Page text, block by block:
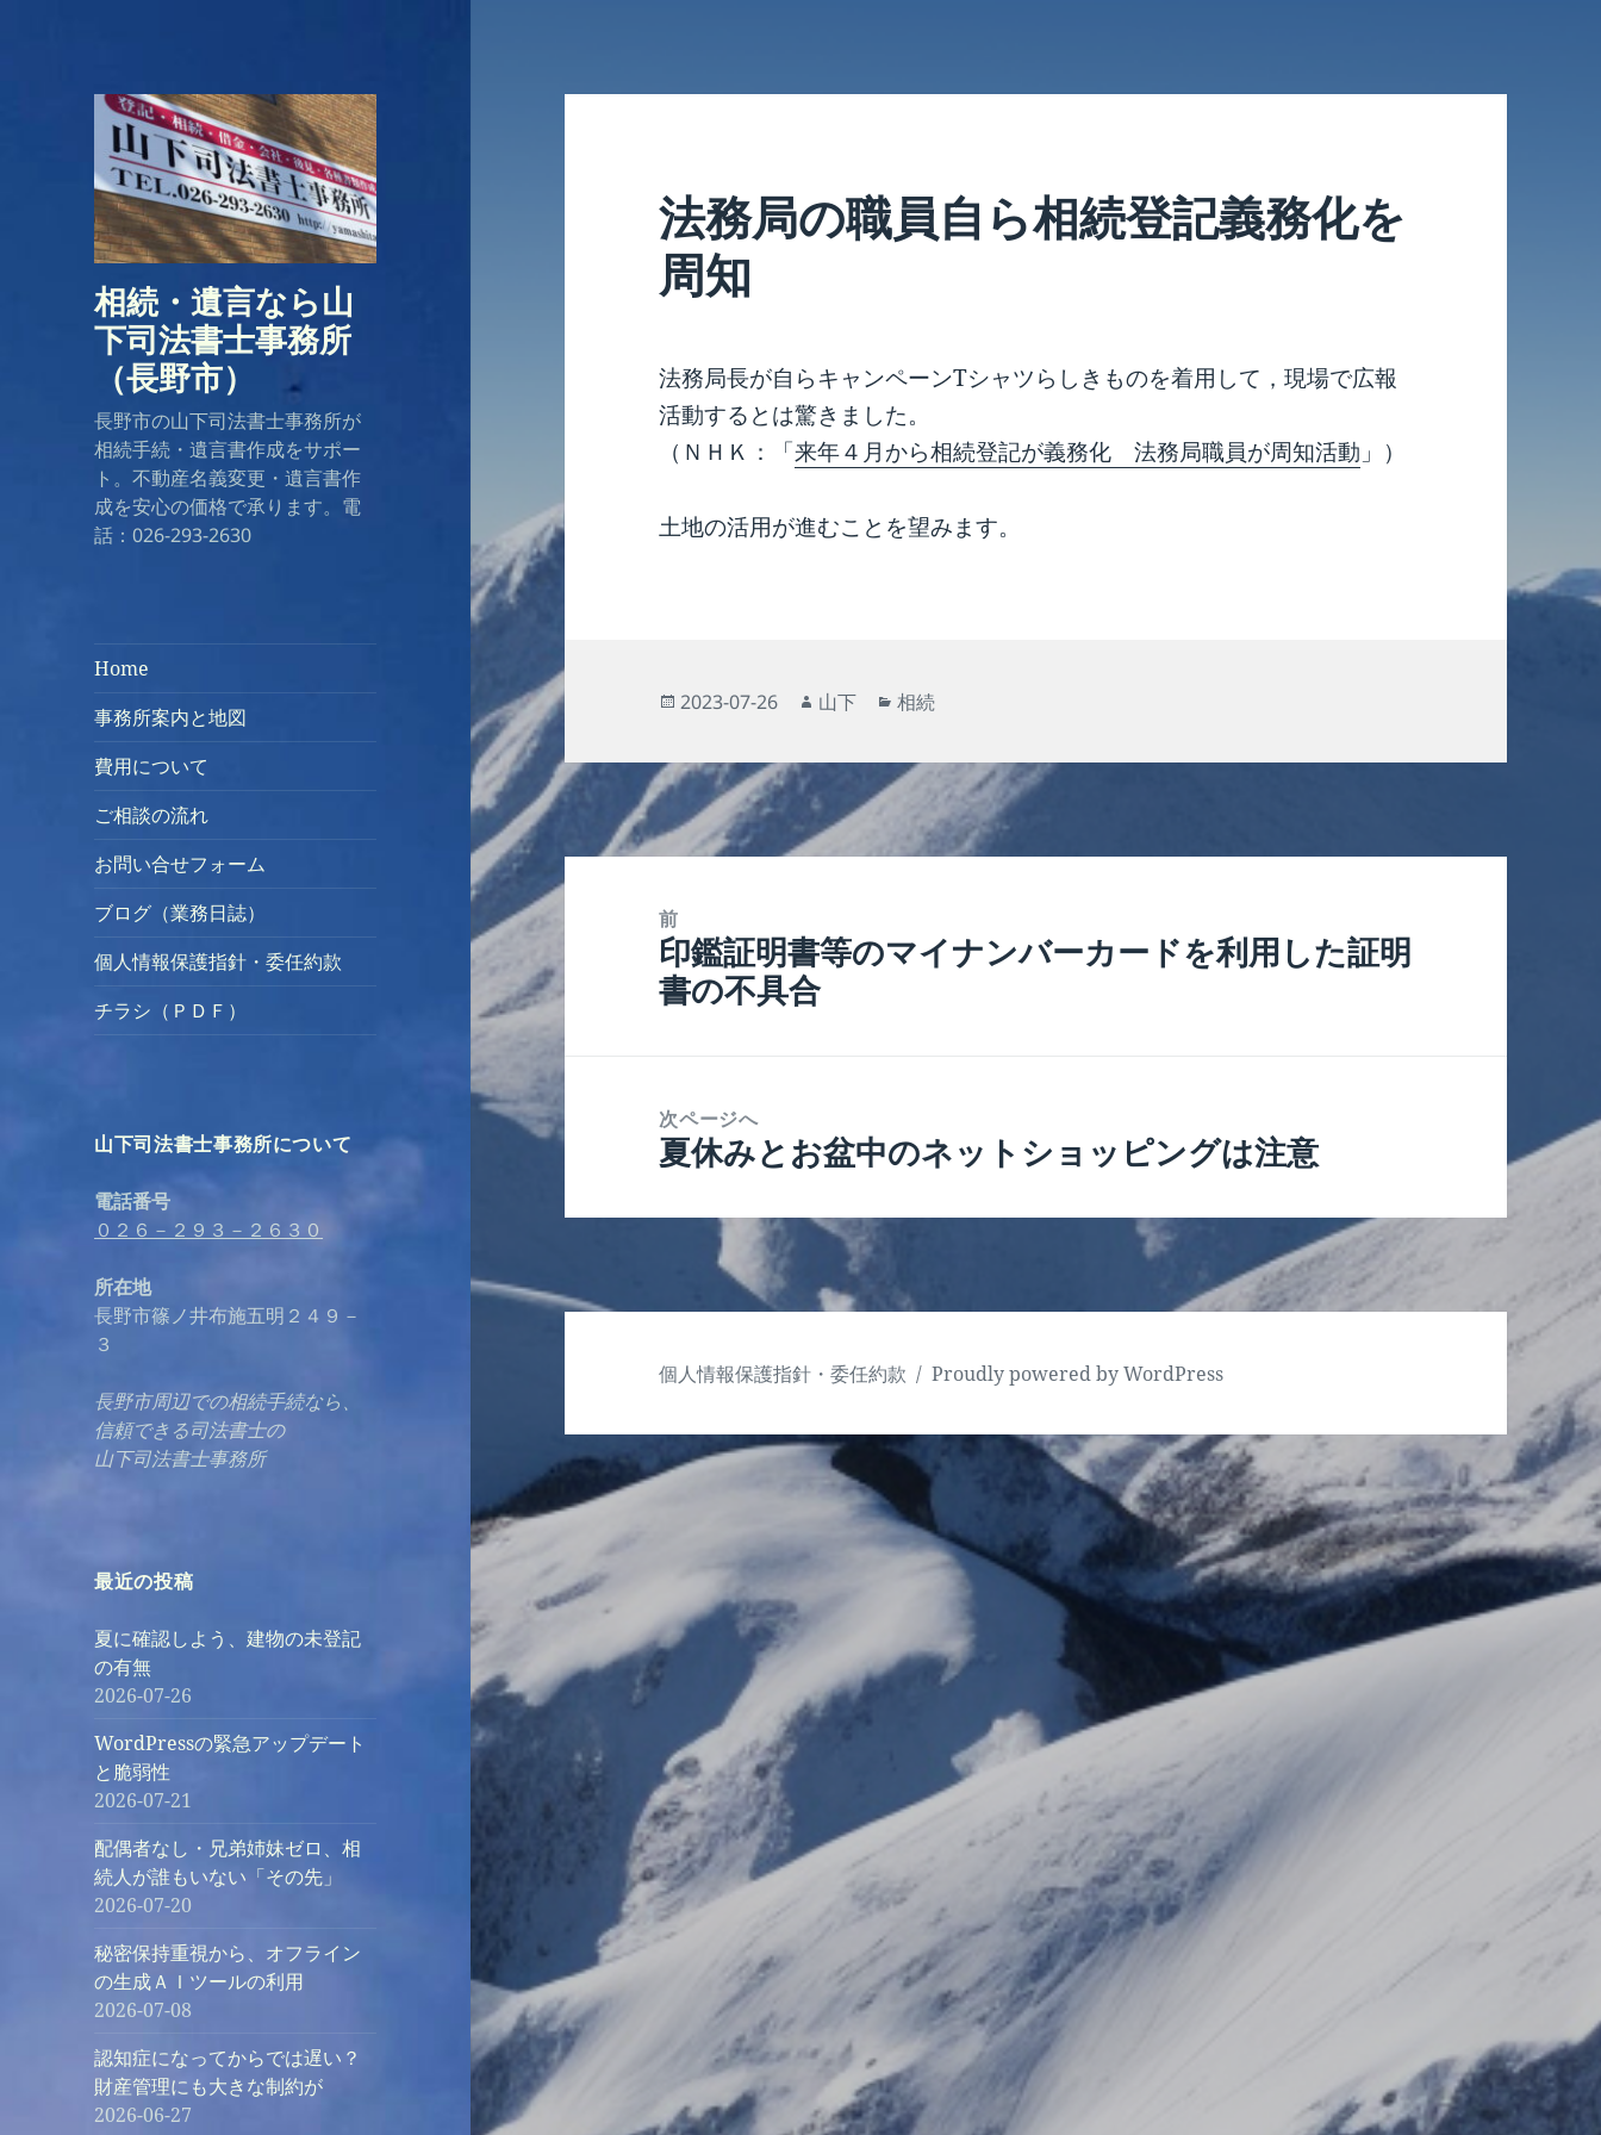
相続・遺言なら山
下司法書士事務所
（長野市）
長野市の山下司法書士事務所が
相続手続・遺言書作成をサポー
ト。不動産名義変更・遺言書作
成を安心の価格で承ります。電
話：026-293-2630
Home
事務所案内と地図
費用について
ご相談の流れ
お問い合せフォーム
ブログ（業務日誌）
個人情報保護指針・委任約款
チラシ（ＰＤＦ）
山下司法書士事務所について
電話番号
０２６－２９３－２６３０
所在地
長野市篠ノ井布施五明２４９－
３
長野市周辺での相続手続なら、
信頼できる司法書士の
山下司法書士事務所
最近の投稿
夏に確認しよう、建物の未登記
の有無
2026-07-26
WordPressの緊急アップデート
と脆弱性
2026-07-21
配偶者なし・兄弟姉妹ゼロ、相
続人が誰もいない「その先」
2026-07-20
秘密保持重視から、オフライン
の生成ＡＩツールの利用
2026-07-08
認知症になってからでは遅い？
財産管理にも大きな制約が
2026-06-27
法務局の職員自ら相続登記義務化を
周知
法務局長が自らキャンペーンTシャツらしきものを着用して，現場で広報
活動するとは驚きました。
（ＮＨＫ：「来年４月から相続登記が義務化 法務局職員が周知活動 」）
土地の活用が進むことを望みます。
投
日:
2023-07-26
作
者
山下
カ
ゴ
リ
ー
相続
投
ビ
前
前
の
印鑑証明書等のマイナンバーカードを利用した証明
書の不具合
次ページへ
次
投
夏休みとお盆中のネットショッピングは注意
個人情報保護指針・委任約款 Proudly powered by WordPress